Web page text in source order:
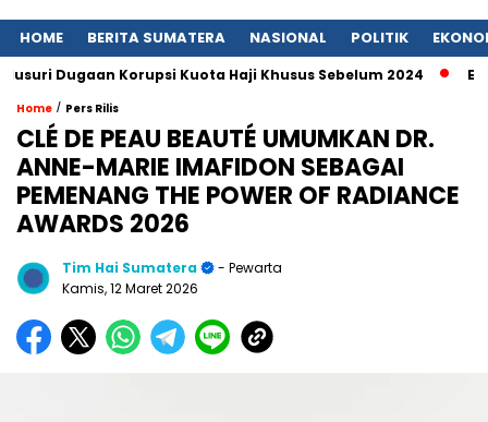
HOME BERITA SUMATERA NASIONAL POLITIK
Korupsi Kuota Haji Khusus Sebelum 2024 Erupsi
Home / Pers Rilis
CLÉ DE PEAU BEAUTÉ UMUMKAN DR.
ANNE-MARIE IMAFIDON SEBAGAI
PEMENANG THE POWER OF RADIANCE
AWARDS 2026
Tim Hai Sumatera
- Pewarta
Kamis, 12 Maret 2026